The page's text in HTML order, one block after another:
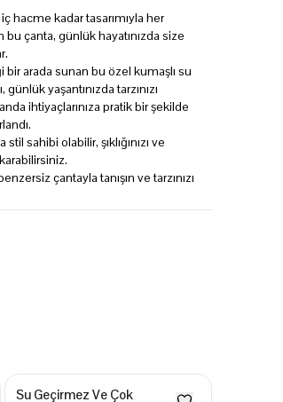
hacme kadar tasarımıyla her
bu çanta, günlük hayatınızda size
bir arada sunan bu özel kumaşlı su
yaşantınızda tarzınızı
ihtiyaçlarınıza pratik bir şekilde
sahibi olabilir, şıklığınızı ve
çantayla tanışın ve tarzınızı
Su Geçirmez Ve Çok